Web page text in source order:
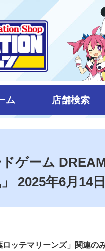
ム 店舗検索
ゲーム
2025年6月14
ッテマリーンズ」関連の